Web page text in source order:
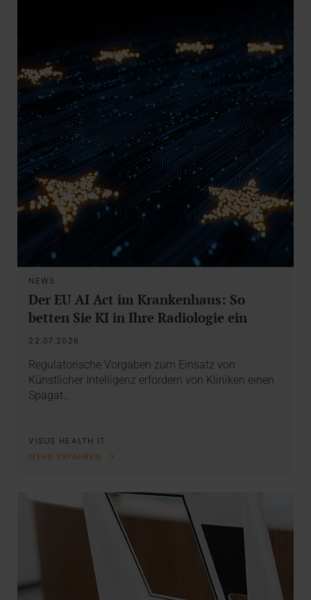
NEWS
Der EU AI Act im Krankenhaus: So
betten Sie KI in Ihre Radiologie ein
22.07.2026
Regulatorische Vorgaben zum Einsatz von
Künstlicher Intelligenz erfordern von Kliniken einen
Spagat…
VISUS HEALTH IT
MEHR ERFAHREN